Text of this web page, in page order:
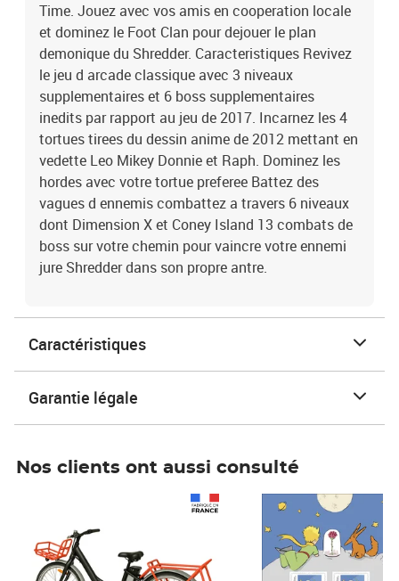
Time. Jouez avec vos amis en cooperation locale
et dominez le Foot Clan pour dejouer le plan
demonique du Shredder. Caracteristiques Revivez
le jeu d arcade classique avec 3 niveaux
supplementaires et 6 boss supplementaires
inedits par rapport au jeu de 2017. Incarnez les 4
tortues tirees du dessin anime de 2012 mettant en
vedette Leo Mikey Donnie et Raph. Dominez les
hordes avec votre tortue preferee Battez des
vagues d ennemis combattez a travers 6 niveaux
dont Dimension X et Coney Island 13 combats de
boss sur votre chemin pour vaincre votre ennemi
jure Shredder dans son propre antre.
Caractéristiques
Garantie légale
Nos clients ont aussi consulté
Prix 6,25€ HT